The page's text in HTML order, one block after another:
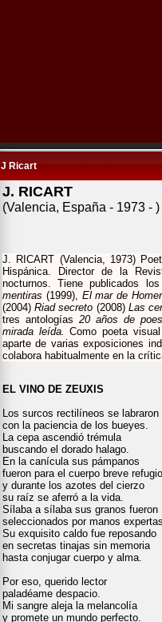
J Ricart
J. RICART
(Valencia, España - 1973 - )
J. RICART (Valencia, 1973)
Hispánica. Director de la
nocturnos. Tiene publicados
mentiras (1999), El mar de
(2004)Riad secreto (2008) Las
tres antologías 20 años de
mirada leída.Como poeta
aparte de varias exposiciones
colabora habitualmente en la
EL VINO DE ZEUXIS
Los surcos rectilíneos se labraron
con la paciencia de los bueyes.
La cepa ascendió trémula
buscando el dorado halago.
En la canícula sus pámpanos
fueron para el cuerpo breve
y durante los azotes del cierzo
su raíz se aferró a la vida.
Sílaba a sílaba sus granos fueron
seleccionados por manos
Su exquisito caldo fue reposando
en secretas tinajas sin memoria
hasta conjugar cuerpo y alma.
Por eso, querido lector
paladéame despacio.
Mi sangre aleja la melancolía
y promete un mundo perfecto.